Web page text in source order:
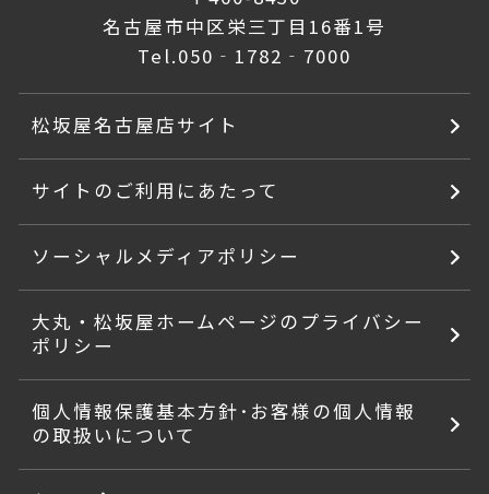
名古屋市中区栄三丁目16番1号
Tel.050‐1782‐7000
松坂屋名古屋店サイト
サイトのご利用にあたって
ソーシャルメディアポリシー
大丸・松坂屋ホームページのプライバシー
ポリシー
個人情報保護基本方針･お客様の個人情報
の取扱いについて